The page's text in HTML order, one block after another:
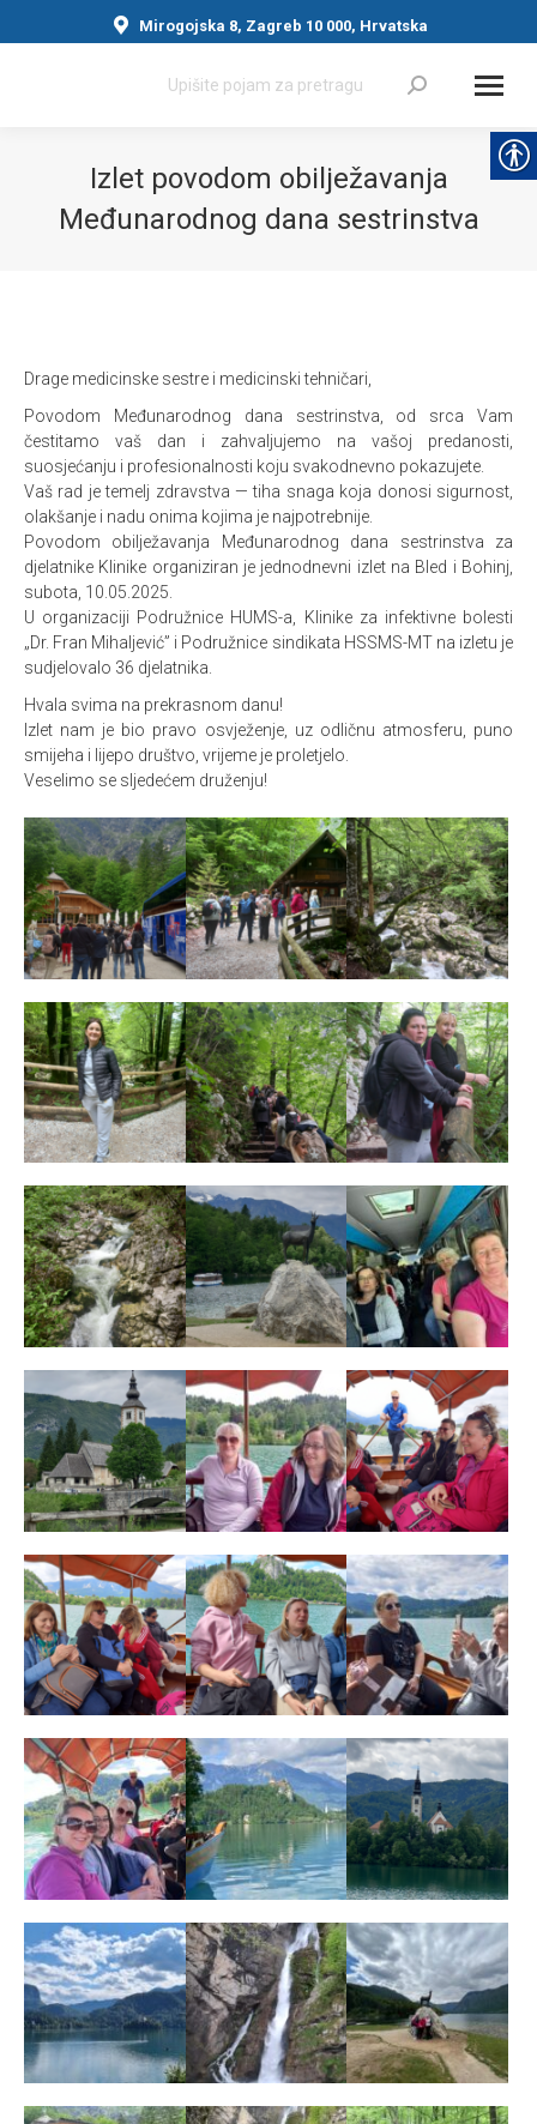
Mirogojska 8, Zagreb 10 000, Hrvatska
Search:
Izlet povodom obilježavanja
Međunarodnog dana sestrinstva
Drage medicinske sestre i medicinski tehničari,
Povodom Međunarodnog dana sestrinstva, od srca Vam
čestitamo vaš dan i zahvaljujemo na vašoj predanosti,
suosjećanju i profesionalnosti koju svakodnevno pokazujete.
Vaš rad je temelj zdravstva — tiha snaga koja donosi sigurnost,
olakšanje i nadu onima kojima je najpotrebnije.
Povodom obilježavanja Međunarodnog dana sestrinstva za
djelatnike Klinike organiziran je jednodnevni izlet na Bled i Bohinj,
subota, 10.05.2025.
U organizaciji Podružnice HUMS-a, Klinike za infektivne bolesti
„Dr. Fran Mihaljević” i Podružnice sindikata HSSMS-MT na izletu je
sudjelovalo 36 djelatnika.
Hvala svima na prekrasnom danu!
Izlet nam je bio pravo osvježenje, uz odličnu atmosferu, puno
smijeha i lijepo društvo, vrijeme je proletjelo.
Veselimo se sljedećem druženju!